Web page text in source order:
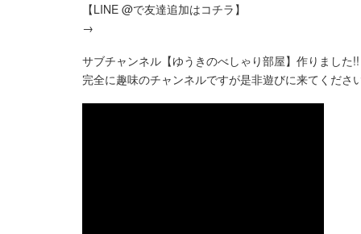
【LINE @で友達追加はコチラ】
→
サブチャンネル【ゆうきのべしゃり部屋】作りました!!
完全に趣味のチャンネルですが是非遊びに来てくださ